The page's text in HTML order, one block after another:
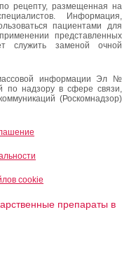
рецепту, размещенная на
Информация,
пациентами для
представленных
служить заменой очной
массовой информации Эл №
по надзору в сфере связи,
(Роскомнадзор)
cookie
препараты в